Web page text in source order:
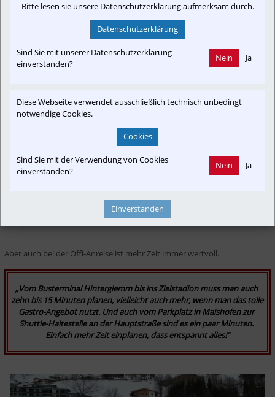
Skigebiet zu 100 Prozent in Betrieb
Wenn das Wetter passt, ist das Skigebiet Saalbach-Hinterglemm-
Leogang-Fieberbrunn zu 100 Prozent in Betrieb. Das heißt, auch die
sind beschildert.
Wichtiger Tipp: Zeit einplanen!
nachdem ob man eher Pflugbogen macht oder carvt“
Wilhelmstätter.
Aber auch bei der Öffi-Anreise ist mehr Zeit immer wertvoll.
„Vom Busterminal Hinterglemm bis ins Zielstadion muss man auch
zehn bis 15 Minuten planen, vielleicht auch mehr, wenn man das tolle
Gastro-Angebot nutzt. Und auch vom Parkplatz in Maishofen zur
Shuttle-Haltestelle an der Hauptstraße sind es ein paar Minuten.
Einfach mehr Zeit einplanen, dass entspannt alles!“
Bitte lesen sie unsere Datenschutzerklärung aufmerksam durch.
Datenschutzerklärung
Sind Sie mit unserer Datenschutzerklärung
einverstanden?
Nein Ja
Diese Webseite verwendet ausschließlich technisch unbedingt
notwendige Cookies.
Cookies
Sind Sie mit der Verwendung von Cookies
einverstanden?
Nein Ja
Einverstanden